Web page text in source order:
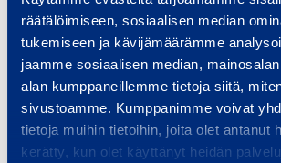
räätälöimiseen, sosiaalisen median
tukemiseen ja kävijämäärämme
jaamme sosiaalisen median,
alan kumppaneillemme tietoja siitä,
sivustoamme. Kumppanimme voivat
tietoja muihin tietoihin, joita olet antanut
kerätty, kun olet käyttänyt heidän
Services
Scaffolding and weather shelters